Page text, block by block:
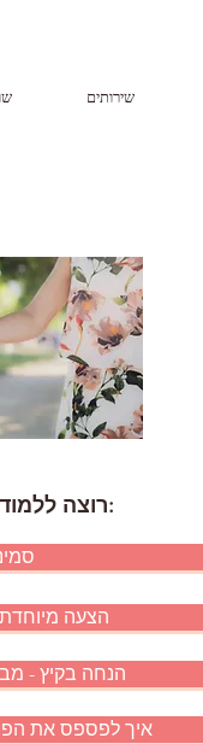
שירותים
רוצה ללמוד עוד? בדוק את המשאבים הבאים:
הצעה
הנחה בקיץ -
איך לפספס את